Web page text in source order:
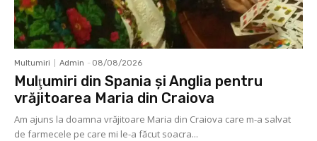
Multumiri Admin - 08/08/2026
Mulţumiri din Spania şi Anglia pentru
vrăjitoarea Maria din Craiova
Am ajuns la doamna vrăjitoare Maria din Craiova care m-a salvat
de farmecele pe care mi le-a făcut soacra...